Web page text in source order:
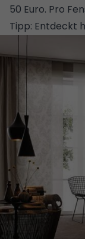
50 Euro. Pro
Tipp: Entdeckt